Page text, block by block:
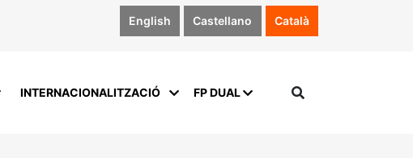
English Castellano Català
INTERNACIONALITZACIÓ FP DUAL